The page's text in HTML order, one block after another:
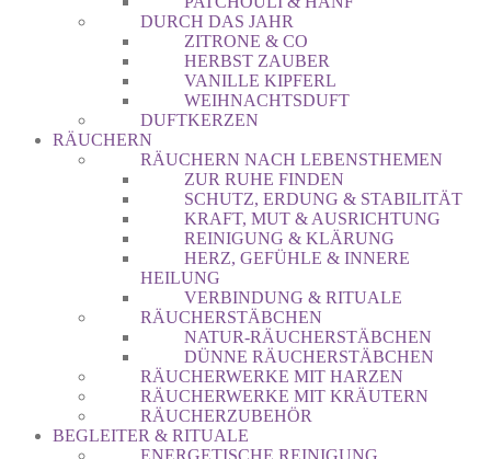
DURCH DAS JAHR
ZITRONE & CO
HERBST ZAUBER
VANILLE KIPFERL
WEIHNACHTSDUFT
DUFTKERZEN
RÄUCHERN
RÄUCHERN NACH LEBENSTHEMEN
ZUR RUHE FINDEN
SCHUTZ, ERDUNG & STABILITÄT
KRAFT, MUT & AUSRICHTUNG
REINIGUNG & KLÄRUNG
HERZ, GEFÜHLE & INNERE
HEILUNG
VERBINDUNG & RITUALE
RÄUCHERSTÄBCHEN
NATUR-RÄUCHERSTÄBCHEN
DÜNNE RÄUCHERSTÄBCHEN
RÄUCHERWERKE MIT HARZEN
RÄUCHERWERKE MIT KRÄUTERN
RÄUCHERZUBEHÖR
BEGLEITER & RITUALE
ENERGETISCHE REINIGUNG